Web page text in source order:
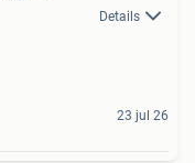
Details
23 jul 26